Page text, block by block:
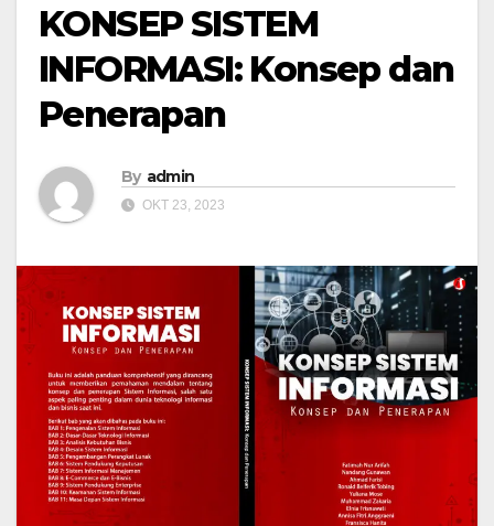
KONSEP SISTEM
INFORMASI: Konsep dan
Penerapan
By admin
OKT 23, 2023